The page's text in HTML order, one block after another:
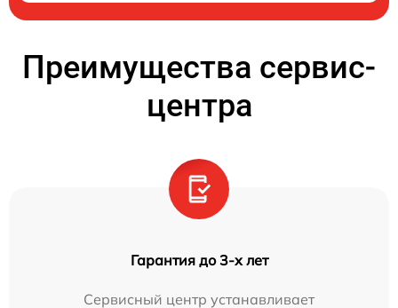
Преимущества сервис-
центра
Гарантия до 3-х лет
Сервисный центр устанавливает